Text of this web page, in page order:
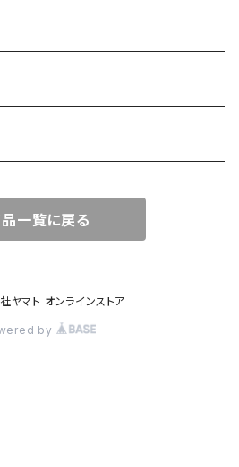
一覧に戻る
ヤマト オンラインストア
by